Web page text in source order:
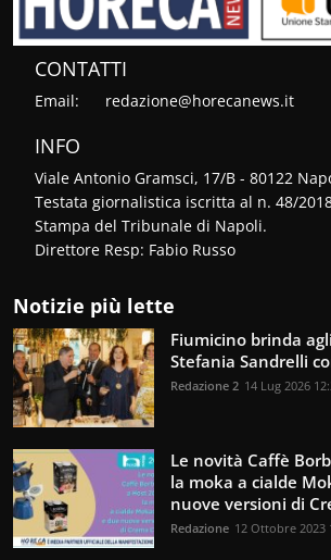
CONTATTI
Email: redazione@horecanews.it
INFO
Viale Antonio Gramsci, 17/B - 80122
Testata giornalistica iscritta al n. 48/
Stampa del Tribunale di Napoli.
Direttore Resp: Fabio Russo
Notizie più lette
Fiumicino brinda
Stefania Sandrelli
Redazione 2 14 Lug 2026
Le novità Caffè
la moka a cialde
nuove versioni di
Redazione 12 Ottobre 2023